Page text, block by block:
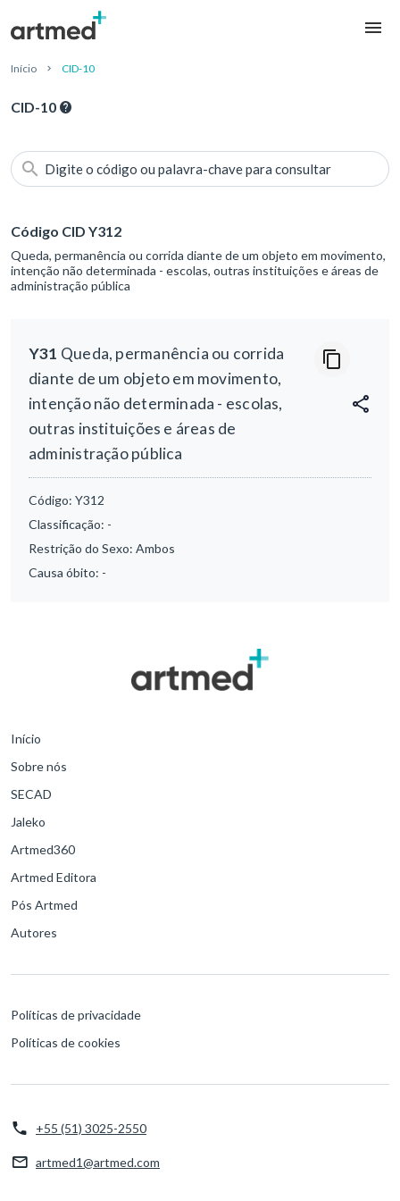
Início CID-10
CID-10
Digite o código ou palavra-chave para consultar
Código CID Y312
Queda, permanência ou corrida diante de um objeto em movimento,
intenção não determinada - escolas, outras instituições e áreas de
administração pública
Y31 Queda, permanência ou corrida
diante de um objeto em movimento,
intenção não determinada - escolas,
outras instituições e áreas de
administração pública
Código: Y312
Classificação: -
Restrição do Sexo: Ambos
Causa óbito: -
Início
Sobre nós
SECAD
Jaleko
Artmed360
Artmed Editora
Pós Artmed
Autores
Políticas de privacidade
Políticas de cookies
+55 (51) 3025-2550
artmed1@artmed.com